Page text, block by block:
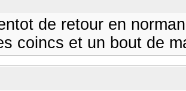
de retour en
coincs et un bout de